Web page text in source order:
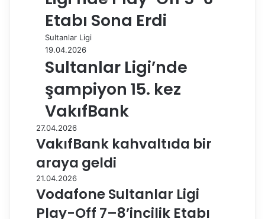
Etabı Sona Erdi
Sultanlar Ligi
19.04.2026
Sultanlar Ligi’nde
şampiyon 15. kez
VakıfBank
27.04.2026
VakıfBank kahvaltıda bir
araya geldi
21.04.2026
Vodafone Sultanlar Ligi
Play-Off 7–8’incilik Etabı